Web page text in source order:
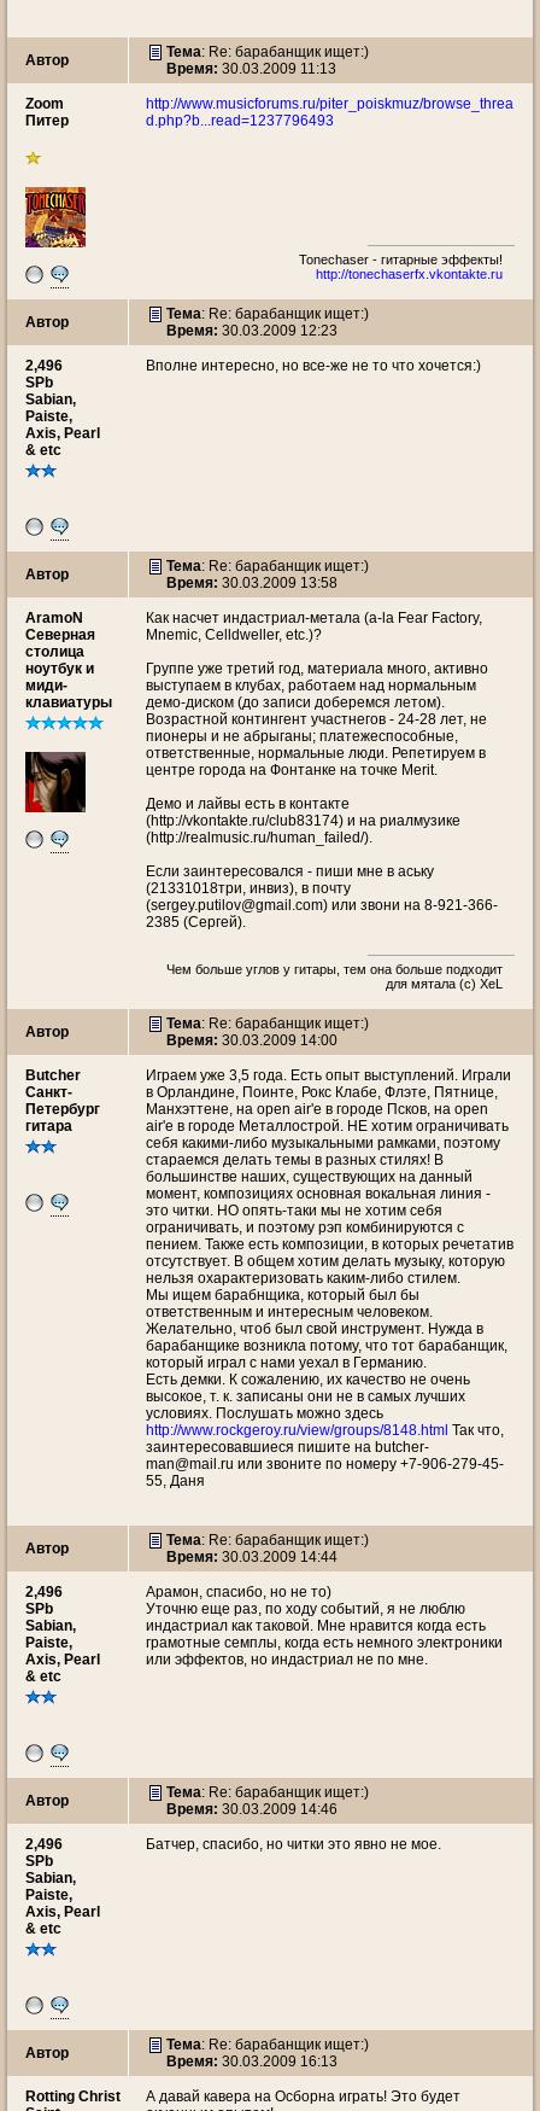
Автор Тема: Re: барабанщик ищет:)
Время: 30.03.2009 11:13
Zoom
Питер
http://www.musicforums.ru/piter_poiskmuz/browse_threa
d.php?b...read=1237796493
Tonechaser - гитарные эффекты!
http://tonechaserfx.vkontakte.ru
Автор Тема: Re: барабанщик ищет:)
Время: 30.03.2009 12:23
2,496
SPb
Sabian,
Paiste,
Axis, Pearl
& etc
Вполне интересно, но все-же не то что хочется:)
Автор Тема: Re: барабанщик ищет:)
Время: 30.03.2009 13:58
AramoN
Северная
столица
ноутбук и
миди-
клавиатуры
Как насчет индастриал-метала (a-la Fear Factory,
Mnemic, Celldweller, etc.)?
Группе уже третий год, материала много, активно
выступаем в клубах, работаем над нормальным
демо-диском (до записи доберемся летом).
Возрастной контингент участнегов - 24-28 лет, не
пионеры и не абрыганы; платежеспособные,
ответственные, нормальные люди. Репетируем в
центре города на Фонтанке на точке Merit.
Демо и лайвы есть в контакте
(http://vkontakte.ru/club83174) и на риалмузике
(http://realmusic.ru/human_failed/).
Если заинтересовался - пиши мне в аську
(21331018три, инвиз), в почту
(sergey.putilov@gmail.com) или звони на 8-921-366-
2385 (Сергей).
Чем больше углов у гитары, тем она больше подходит
для мятала (c) XeL
Автор Тема: Re: барабанщик ищет:)
Время: 30.03.2009 14:00
Butcher
Санкт-
Петербург
гитара
Играем уже 3,5 года. Есть опыт выступлений. Играли
в Орландине, Поинте, Рокс Клабе, Флэте, Пятнице,
Манхэттене, на open air'e в городе Псков, на open
air'e в городе Металлострой. НЕ хотим ограничивать
себя какими-либо музыкальными рамками, поэтому
стараемся делать темы в разных стилях! В
большинстве наших, существующих на данный
момент, композициях основная вокальная линия -
это читки. НО опять-таки мы не хотим себя
ограничивать, и поэтому рэп комбинируются с
пением. Также есть композиции, в которых речетатив
отсутствует. В общем хотим делать музыку, которую
нельзя охарактеризовать каким-либо стилем.
Мы ищем барабнщика, который был бы
ответственным и интересным человеком.
Желательно, чтоб был свой инструмент. Нужда в
барабанщике возникла потому, что тот барабанщик,
который играл с нами уехал в Германию.
Есть демки. К сожалению, их качество не очень
высокое, т. к. записаны они не в самых лучших
условиях. Послушать можно здесь
http://www.rockgeroy.ru/view/groups/8148.html Так что,
заинтересовавшиеся пишите на butcher-
man@mail.ru или звоните по номеру +7-906-279-45-
55, Даня
Автор Тема: Re: барабанщик ищет:)
Время: 30.03.2009 14:44
2,496
SPb
Sabian,
Paiste,
Axis, Pearl
& etc
Арамон, спасибо, но не то)
Уточню еще раз, по ходу событий, я не люблю
индастриал как таковой. Мне нравится когда есть
грамотные семплы, когда есть немного электроники
или эффектов, но индастриал не по мне.
Автор Тема: Re: барабанщик ищет:)
Время: 30.03.2009 14:46
2,496
SPb
Sabian,
Paiste,
Axis, Pearl
& etc
Батчер, спасибо, но читки это явно не мое.
Автор Тема: Re: барабанщик ищет:)
Время: 30.03.2009 16:13
Rotting Christ
А давай кавера на Осборна играть! Это будет